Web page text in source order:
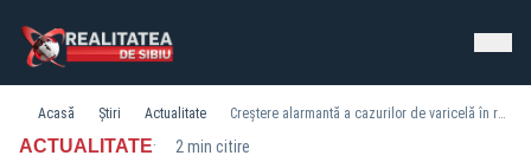
Acasă Știri Actualitate Creștere alarmantă a cazurilor de varicelă în rândul adulților: avertismentul medicilor
ACTUALITATE· 2 min citire